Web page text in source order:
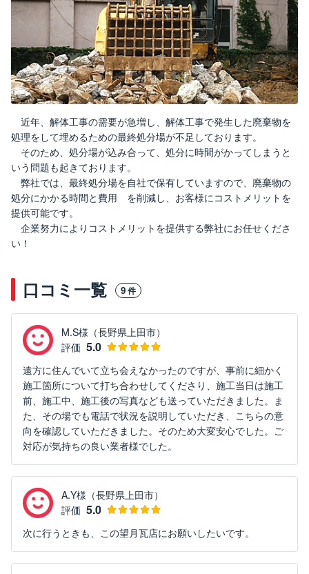
近年、解体工事の需要が急増し、解体工事で発生した廃棄物を
処理をして埋めるための最終処分場が不足しております。
そのため、処分場が込み合って、処分に時間がかってしまうと
いう問題も起きております。
弊社では、最終処分場を自社で保有していますので、廃棄物の
処分にかかる時間と費用 を削減し、お客様にコストメリットを
提供可能です。
企業努力によりコストメリットを提供する弊社にお任せくださ
い！
口コミ一覧 9件
M.S様（長野県上田市）
評価 5.0
遠方に住んでいて立ち会えなかったのですが、事前に細かく
施工箇所について打ち合わせしてくださり、施工当日は施工
前、施工中、施工後の写真なども送っていただきました。ま
た、その場でも電話で状況を説明していただき、こちらの意
向を確認していただきました。そのため大変安心でした。ご
対応が気持ちの良い業者様でした。
A.Y様（長野県上田市）
評価 5.0
次に行うときも、この望月瓦店にお願いしたいです。